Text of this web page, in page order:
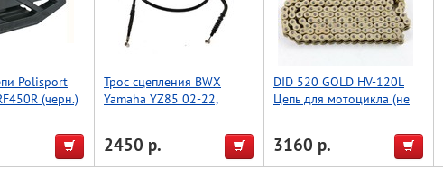
Polisport
(черн.)
Трос сцепления BWX
Yamaha YZ85 02-22,
2450 р.
DID 520 GOLD HV-120L
Цепь для мотоцикла (не
3160 р.